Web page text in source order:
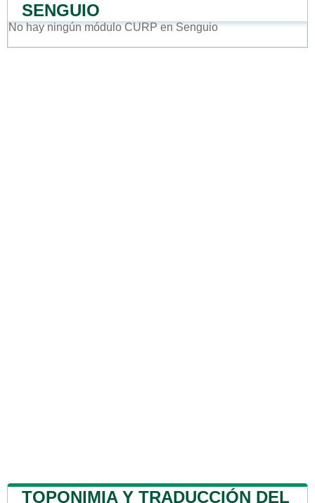
SENGUIO
No hay ningún módulo CURP en Senguio
TOPONIMIA Y TRADUCCIÓN DEL